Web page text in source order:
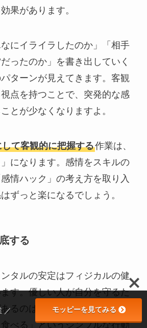
果があります。
なにイライラしたのか」「相手
ったのか」を書き出していく
ターンが見えてきます。客観
点を持つことで、突発的な感
とが少なくなりますよ。
て客観的に把握する作業は、
になります。感情をスキルの
情ハック」の考え方を取り入
ずっと楽になるでしょう。
する
タルの安定はフィジカルの健
す。優しい人が自分を守るた
るのは、実は「しっかり寝
べる」というシンプルな行動
／ モッピーを見てみる